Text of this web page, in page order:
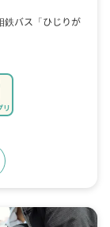
鉄バス「ひじりが
リ